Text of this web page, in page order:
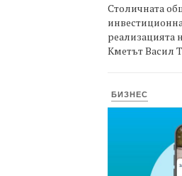
Столичната
реализацията
Кметът Васил
БИЗНЕС